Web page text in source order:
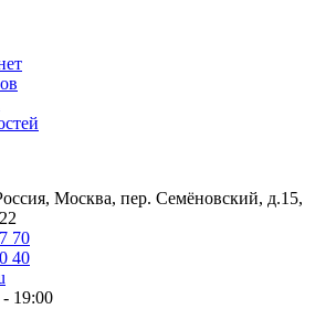
Москва, пер. Семёновский, д.15,
70
40
19:00